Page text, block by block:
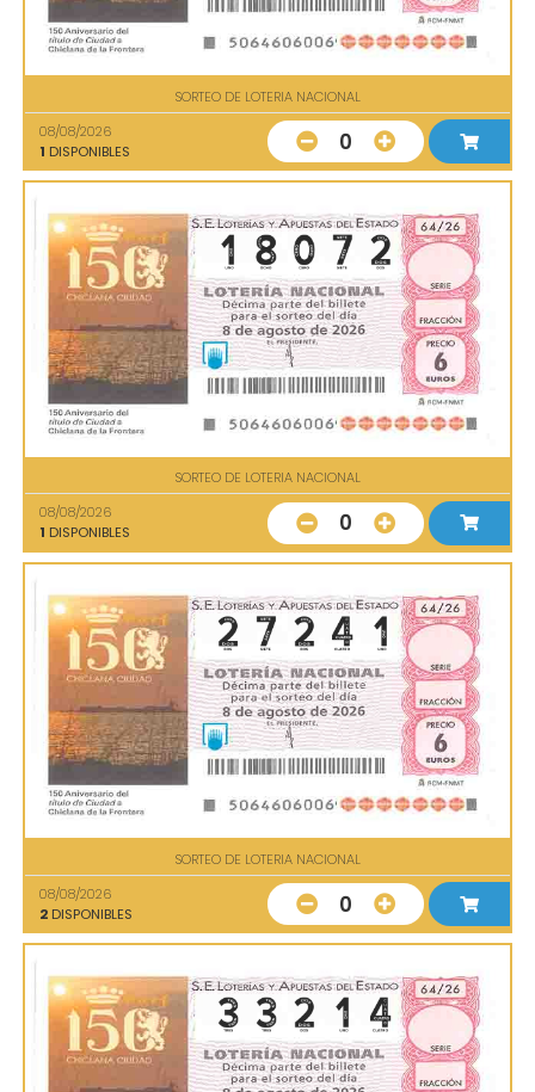
SORTEO DE LOTERIA NACIONAL
08/08/2026
1 DISPONIBLES 0
SORTEO DE LOTERIA NACIONAL
08/08/2026
1 DISPONIBLES 0
SORTEO DE LOTERIA NACIONAL
08/08/2026
2 DISPONIBLES 0